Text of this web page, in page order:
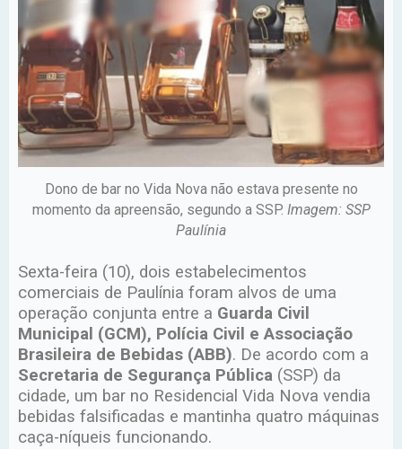
Dono de bar no Vida Nova não estava presente no
momento da apreensão, segundo a SSP. Imagem: SSP
Paulínia
Sexta-feira (10), dois estabelecimentos
comerciais de Paulínia foram alvos de uma
operação conjunta entre a Guarda Civil
Municipal (GCM), Polícia Civil e Associação
Brasileira de Bebidas (ABB). De acordo com a
Secretaria de Segurança Pública (SSP) da
cidade, um bar no Residencial Vida Nova vendia
bebidas falsificadas e mantinha quatro máquinas
caça-níqueis funcionando.